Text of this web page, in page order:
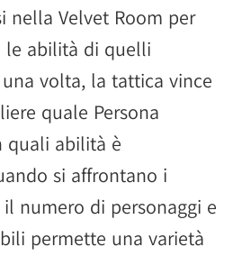
nella Velvet Room per
le abilità di quelli
volta, la tattica vince
quale Persona
quali abilità è
si affrontano i
numero di personaggi e
permette una varietà